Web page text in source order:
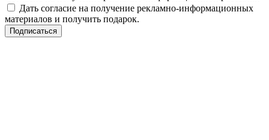
Дать согласие на получение рекламно-информационных
материалов и получить подарок.
Подписаться